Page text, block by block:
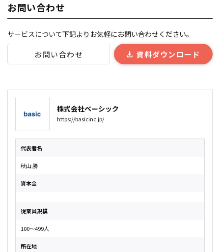
お問い合わせ
サービスについて下記よりお気軽にお問い合わせください。
お問い合わせ 資料ダウンロード
株式会社ベーシック
https://basicinc.jp/
代表者名
秋山 勝
資本金
従業員規模
100〜499人
所在地